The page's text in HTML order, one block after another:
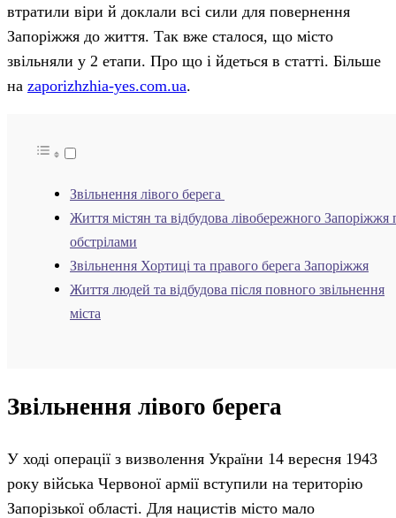
втратили віри й доклали всі сили для повернення
Запоріжжя до життя. Так вже сталося, що місто
звільняли у 2 етапи. Про що і йдеться в статті. Більше
на zaporizhzhia-yes.com.ua.
Звільнення лівого берега
Життя містян та відбудова лівобережного Запоріжжя
обстрілами
Звільнення Хортиці та правого берега Запоріжжя
Життя людей та відбудова після повного звільнення
міста
Звільнення лівого берега
У ході операції з визволення України 14 вересня 1943
року війська Червоної армії вступили на територію
Запорізької області. Для нацистів місто мало